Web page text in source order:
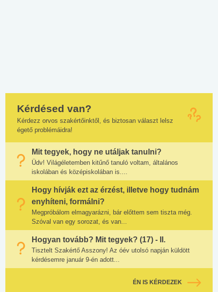
Kérdésed van?
Kérdezz orvos szakértőinktől, és biztosan választ lelsz
égető problémáidra!
Mit tegyek, hogy ne utáljak tanulni?
Üdv! Világéletemben kitűnő tanuló voltam, általános
iskolában és középiskolában is....
Hogy hívják ezt az érzést, illetve hogy tudnám
enyhíteni, formálni?
Megpróbálom elmagyarázni, bár előttem sem tiszta még.
Szóval van egy sorozat, és van...
Hogyan tovább? Mit tegyek? (17) - II.
Tisztelt Szakértő Asszony! Az óév utolsó napján küldött
kérdésemre január 9-én adott...
ÉN IS KÉRDEZEK